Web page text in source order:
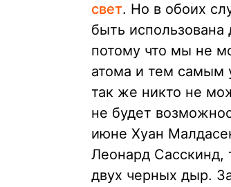
свет. Но в обоих
быть использована
потому что мы не
атома и тем самым
так же никто не
не будет
июне Хуан
Леонард Сасскинд,
двух черных дыр.